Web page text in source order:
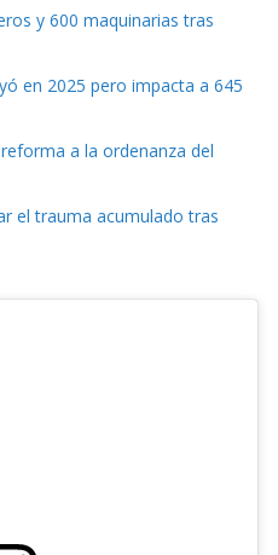
y 600 maquinarias tras
en 2025 pero impacta a 645
a la ordenanza del
el trauma acumulado tras